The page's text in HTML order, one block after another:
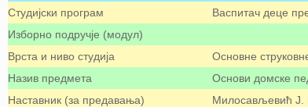
Студијски програм
Васпитач деце
Изборно подручје (модул)
Врста и ниво студија
Основне
Назив предмета
Основи домске
Наставник (за предавања)
Милосављевић Ј.